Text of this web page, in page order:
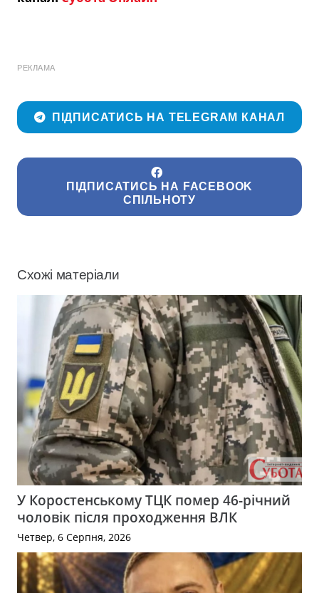
РЕКЛАМА
ПІДПИСАТИСЬ НА TELEGRAM КАНАЛ
ПІДПИСАТИСЬ НА FACEBOOK
СПІЛЬНОТУ
Схожі матеріали
У Коростенському ТЦК помер 46-річний
чоловік після проходження ВЛК
Четвер, 6 Серпня, 2026